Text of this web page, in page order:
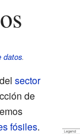
datos.
sector
de
fósiles.